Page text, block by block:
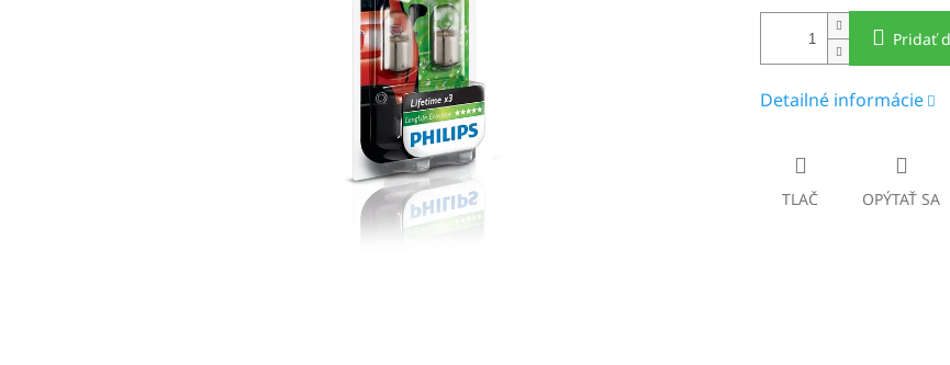
Pridať
Detailné informácie
TLAČ OPÝTAŤ SA